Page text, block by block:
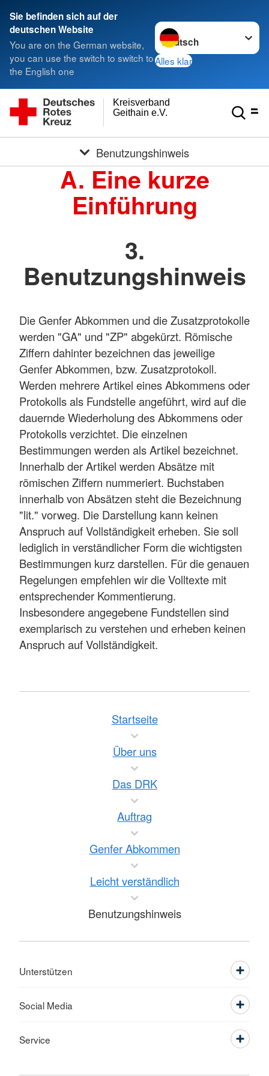
Sie befinden sich auf der
deutschen Website
You are on the German website,
you can use the switch to switch to
the English one
Sprache wechseln zu
Alles klar
Geithain e.V.
Kreisverband
Benutzungshinweis
A. Eine kurze
Einführung
3.
Benutzungshinweis
Die Genfer Abkommen und die Zusatzprotokolle
werden "GA" und "ZP" abgekürzt. Römische
Ziffern dahinter bezeichnen das jeweilige
Genfer Abkommen, bzw. Zusatzprotokoll.
Werden mehrere Artikel eines Abkommens oder
Protokolls als Fundstelle angeführt, wird auf die
dauernde Wiederholung des Abkommens oder
Protokolls verzichtet. Die einzelnen
Bestimmungen werden als Artikel bezeichnet.
Innerhalb der Artikel werden Absätze mit
römischen Ziffern nummeriert. Buchstaben
innerhalb von Absätzen steht die Bezeichnung
"lit." vorweg. Die Darstellung kann keinen
Anspruch auf Vollständigkeit erheben. Sie soll
lediglich in verständlicher Form die wichtigsten
Bestimmungen kurz darstellen. Für die genauen
Regelungen empfehlen wir die Volltexte mit
entsprechender Kommentierung.
Insbesondere angegebene Fundstellen sind
exemplarisch zu verstehen und erheben keinen
Anspruch auf Vollständigkeit.
Startseite
Über uns
Das DRK
Auftrag
Genfer Abkommen
Leicht verständlich
Benutzungshinweis
Unterstützen
Social Media
Service